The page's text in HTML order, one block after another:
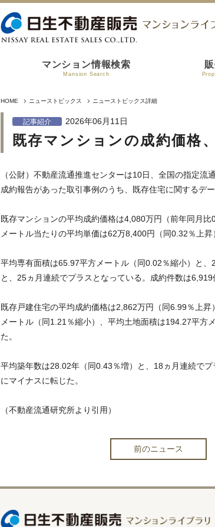
マンション情報検索
Mansion Search
HOME ニューストピックス ニューストピックス詳細
記事紹介 2026年06月11日
既存マンションの成約価格
（公財）不動産流通推進センターは10日、全国の指定
成約報告があった取引事例のうち、既存住宅に関するデー
既存マンションの平均成約価格は4,080万円（前年同月
メートル当たりの平均単価は62万8,400円（同0.32％上
平均専有面積は65.97平方メートル（同0.02％縮小）と
と、25ヵ月連続でプラスとなっている。成約件数は
既存戸建住宅の平均成約価格は2,862万円（同6.99％上
メートル（同1.21％縮小）、平均土地面積は194.27平方
た。
平均築年数は28.02年（同0.43％増）と、18ヵ月連続で
にマイナスに転じた。
（不動産流通研究所より引用）
前のニュース